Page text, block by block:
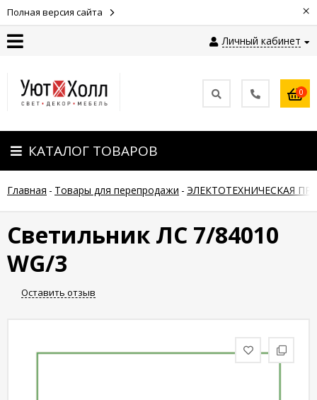
Полная версия сайта ×
Личный кабинет
Оплата
Доставка
Гарантия
возврат
Новости
0
КАТАЛОГ ТОВАРОВ
Главная - Товары для перепродажи - ЭЛЕКТОТЕХНИЧЕСКАЯ
Светильник ЛC 7/84010
WG/3
Оставить отзыв